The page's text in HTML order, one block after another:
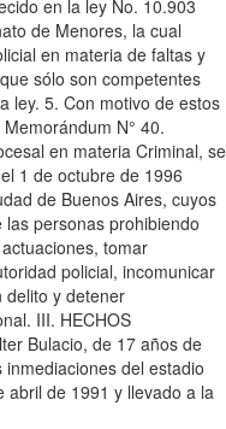
en la ley No. 10.903
de Menores, la cual
en materia de faltas y
sólo son competentes
ley. 5. Con motivo de estos
N° 40.
en materia Criminal, se
1 de octubre de 1996
de Buenos Aires, cuyos
personas prohibiendo
tomar
policial, incomunicar
delito y detener
III. HECHOS
Bulacio, de 17 años de
del estadio
abril de 1991 y llevado a la